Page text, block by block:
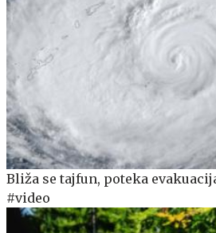
Bliža se tajfun, poteka
#video